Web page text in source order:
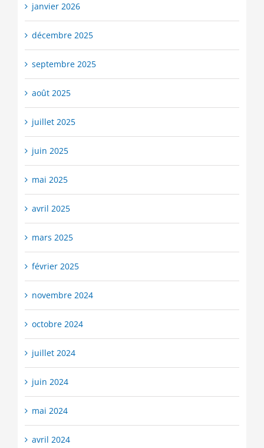
janvier 2026
décembre 2025
septembre 2025
août 2025
juillet 2025
juin 2025
mai 2025
avril 2025
mars 2025
février 2025
novembre 2024
octobre 2024
juillet 2024
juin 2024
mai 2024
avril 2024